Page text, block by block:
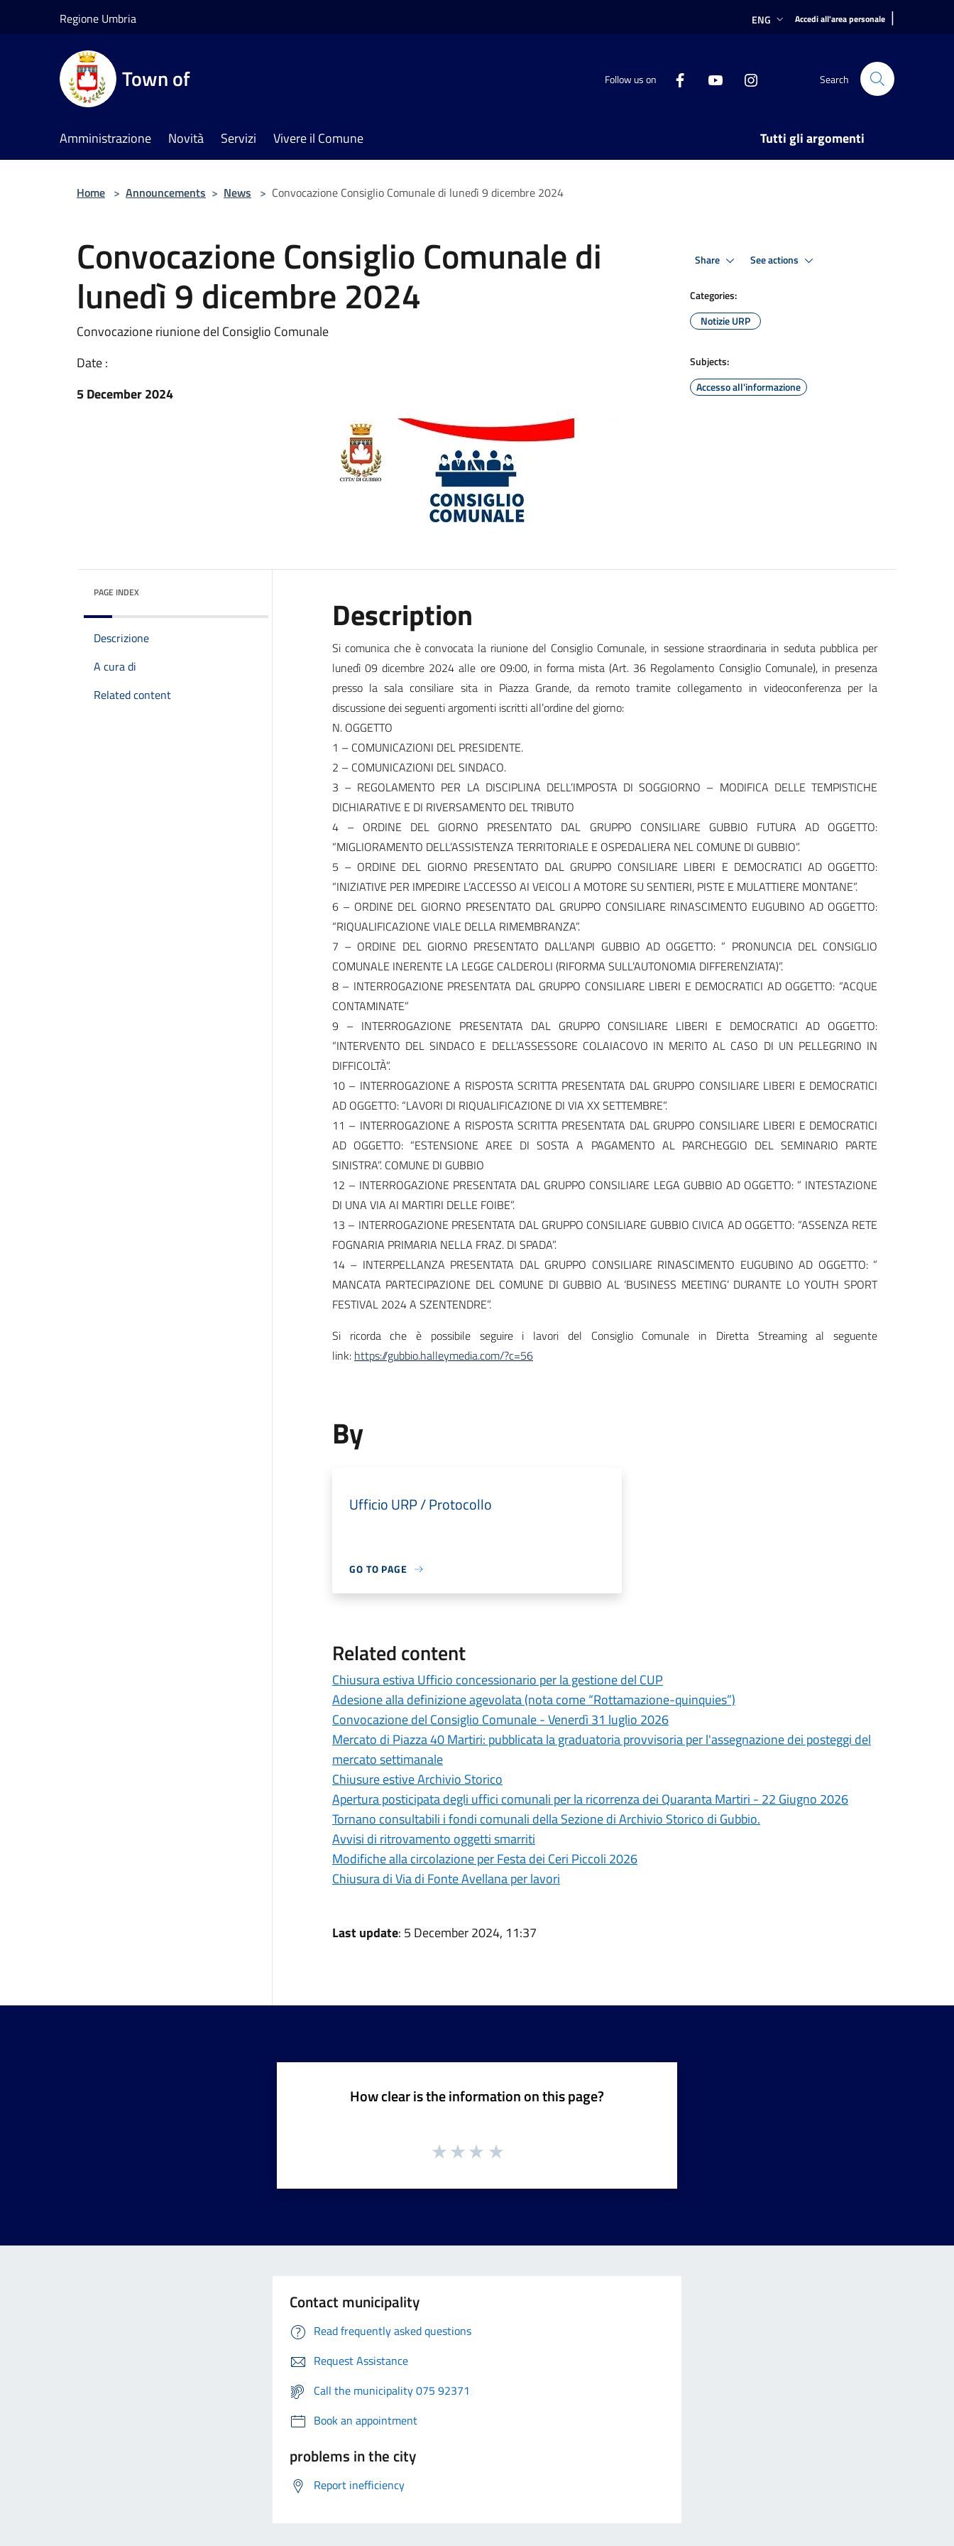
Regione Umbria ENG Accedi all'area personale |
Town of Follow us on Search
Amministrazione Novità Servizi Vivere il Comune Tutti gli argomenti
Home > Announcements > News > Convocazione Consiglio Comunale di lunedì 9 dicembre 2024
Convocazione Consiglio Comunale di
lunedì 9 dicembre 2024
Convocazione riunione del Consiglio Comunale
Date :
5 December 2024
Share See actions
Categories:
Notizie URP
Subjects:
Accesso all'informazione
PAGE INDEX
Descrizione
A cura di
Related content
Description
Si comunica che è convocata la riunione del Consiglio Comunale, in sessione straordinaria in seduta pubblica per
lunedì 09 dicembre 2024 alle ore 09:00, in forma mista (Art. 36 Regolamento Consiglio Comunale), in presenza
presso la sala consiliare sita in Piazza Grande, da remoto tramite collegamento in videoconferenza per la
discussione dei seguenti argomenti iscritti all’ordine del giorno:
N. OGGETTO
1 – COMUNICAZIONI DEL PRESIDENTE.
2 – COMUNICAZIONI DEL SINDACO.
3 – REGOLAMENTO PER LA DISCIPLINA DELL’IMPOSTA DI SOGGIORNO – MODIFICA DELLE TEMPISTICHE
DICHIARATIVE E DI RIVERSAMENTO DEL TRIBUTO
4 – ORDINE DEL GIORNO PRESENTATO DAL GRUPPO CONSILIARE GUBBIO FUTURA AD OGGETTO:
“MIGLIORAMENTO DELL’ASSISTENZA TERRITORIALE E OSPEDALIERA NEL COMUNE DI GUBBIO”.
5 – ORDINE DEL GIORNO PRESENTATO DAL GRUPPO CONSILIARE LIBERI E DEMOCRATICI AD OGGETTO:
“INIZIATIVE PER IMPEDIRE L’ACCESSO AI VEICOLI A MOTORE SU SENTIERI, PISTE E MULATTIERE MONTANE”.
6 – ORDINE DEL GIORNO PRESENTATO DAL GRUPPO CONSILIARE RINASCIMENTO EUGUBINO AD OGGETTO:
“RIQUALIFICAZIONE VIALE DELLA RIMEMBRANZA”.
7 – ORDINE DEL GIORNO PRESENTATO DALL’ANPI GUBBIO AD OGGETTO: ” PRONUNCIA DEL CONSIGLIO
COMUNALE INERENTE LA LEGGE CALDEROLI (RIFORMA SULL’AUTONOMIA DIFFERENZIATA)”.
8 – INTERROGAZIONE PRESENTATA DAL GRUPPO CONSILIARE LIBERI E DEMOCRATICI AD OGGETTO: “ACQUE
CONTAMINATE”
9 – INTERROGAZIONE PRESENTATA DAL GRUPPO CONSILIARE LIBERI E DEMOCRATICI AD OGGETTO:
“INTERVENTO DEL SINDACO E DELL’ASSESSORE COLAIACOVO IN MERITO AL CASO DI UN PELLEGRINO IN
DIFFICOLTÀ”.
10 – INTERROGAZIONE A RISPOSTA SCRITTA PRESENTATA DAL GRUPPO CONSILIARE LIBERI E DEMOCRATICI
AD OGGETTO: “LAVORI DI RIQUALIFICAZIONE DI VIA XX SETTEMBRE”.
11 – INTERROGAZIONE A RISPOSTA SCRITTA PRESENTATA DAL GRUPPO CONSILIARE LIBERI E DEMOCRATICI
AD OGGETTO: “ESTENSIONE AREE DI SOSTA A PAGAMENTO AL PARCHEGGIO DEL SEMINARIO PARTE
SINISTRA”. COMUNE DI GUBBIO
12 – INTERROGAZIONE PRESENTATA DAL GRUPPO CONSILIARE LEGA GUBBIO AD OGGETTO: ” INTESTAZIONE
DI UNA VIA AI MARTIRI DELLE FOIBE”.
13 – INTERROGAZIONE PRESENTATA DAL GRUPPO CONSILIARE GUBBIO CIVICA AD OGGETTO: “ASSENZA RETE
FOGNARIA PRIMARIA NELLA FRAZ. DI SPADA”.
14 – INTERPELLANZA PRESENTATA DAL GRUPPO CONSILIARE RINASCIMENTO EUGUBINO AD OGGETTO: ”
MANCATA PARTECIPAZIONE DEL COMUNE DI GUBBIO AL ‘BUSINESS MEETING’ DURANTE LO YOUTH SPORT
FESTIVAL 2024 A SZENTENDRE”.
Si ricorda che è possibile seguire i lavori del Consiglio Comunale in Diretta Streaming al seguente
link: https://gubbio.halleymedia.com/?c=56
By
Ufficio URP / Protocollo
GO TO PAGE
Related content
Chiusura estiva Ufficio concessionario per la gestione del CUP
Adesione alla definizione agevolata (nota come “Rottamazione-quinquies”)
Convocazione del Consiglio Comunale - Venerdì 31 luglio 2026
Mercato di Piazza 40 Martiri: pubblicata la graduatoria provvisoria per l'assegnazione dei posteggi del
mercato settimanale
Chiusure estive Archivio Storico
Apertura posticipata degli uffici comunali per la ricorrenza dei Quaranta Martiri - 22 Giugno 2026
Tornano consultabili i fondi comunali della Sezione di Archivio Storico di Gubbio.
Avvisi di ritrovamento oggetti smarriti
Modifiche alla circolazione per Festa dei Ceri Piccoli 2026
Chiusura di Via di Fonte Avellana per lavori
Last update: 5 December 2024, 11:37
How clear is the information on this page?
Contact municipality
Read frequently asked questions
Request Assistance
Call the municipality 075 92371
Book an appointment
problems in the city
Report inefficiency